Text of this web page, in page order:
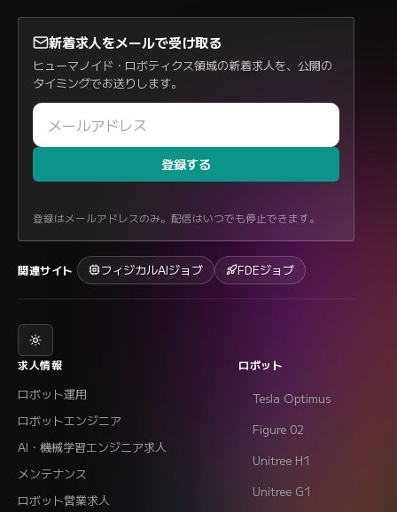
新着求人をメールで受け取る
ヒューマノイド・ロボティクス領域の新着求人を、公開の
タイミングでお送りします。
登録する
登録はメールアドレスのみ。配信はいつでも停止できます。
関連サイト フィジカルAIジョブ FDEジョブ
求人情報
ロボット運用
ロボットエンジニア
AI・機械学習エンジニア求人
メンテナンス
ロボット営業求人
ロボット
Tesla Optimus
Figure 02
Unitree H1
Unitree G1